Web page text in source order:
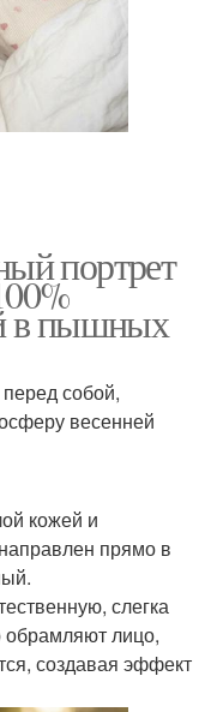
портрет
в пышных
собой,
весенней
кожей и
прямо в
слегка
обрамляют лицо,
создавая эффект